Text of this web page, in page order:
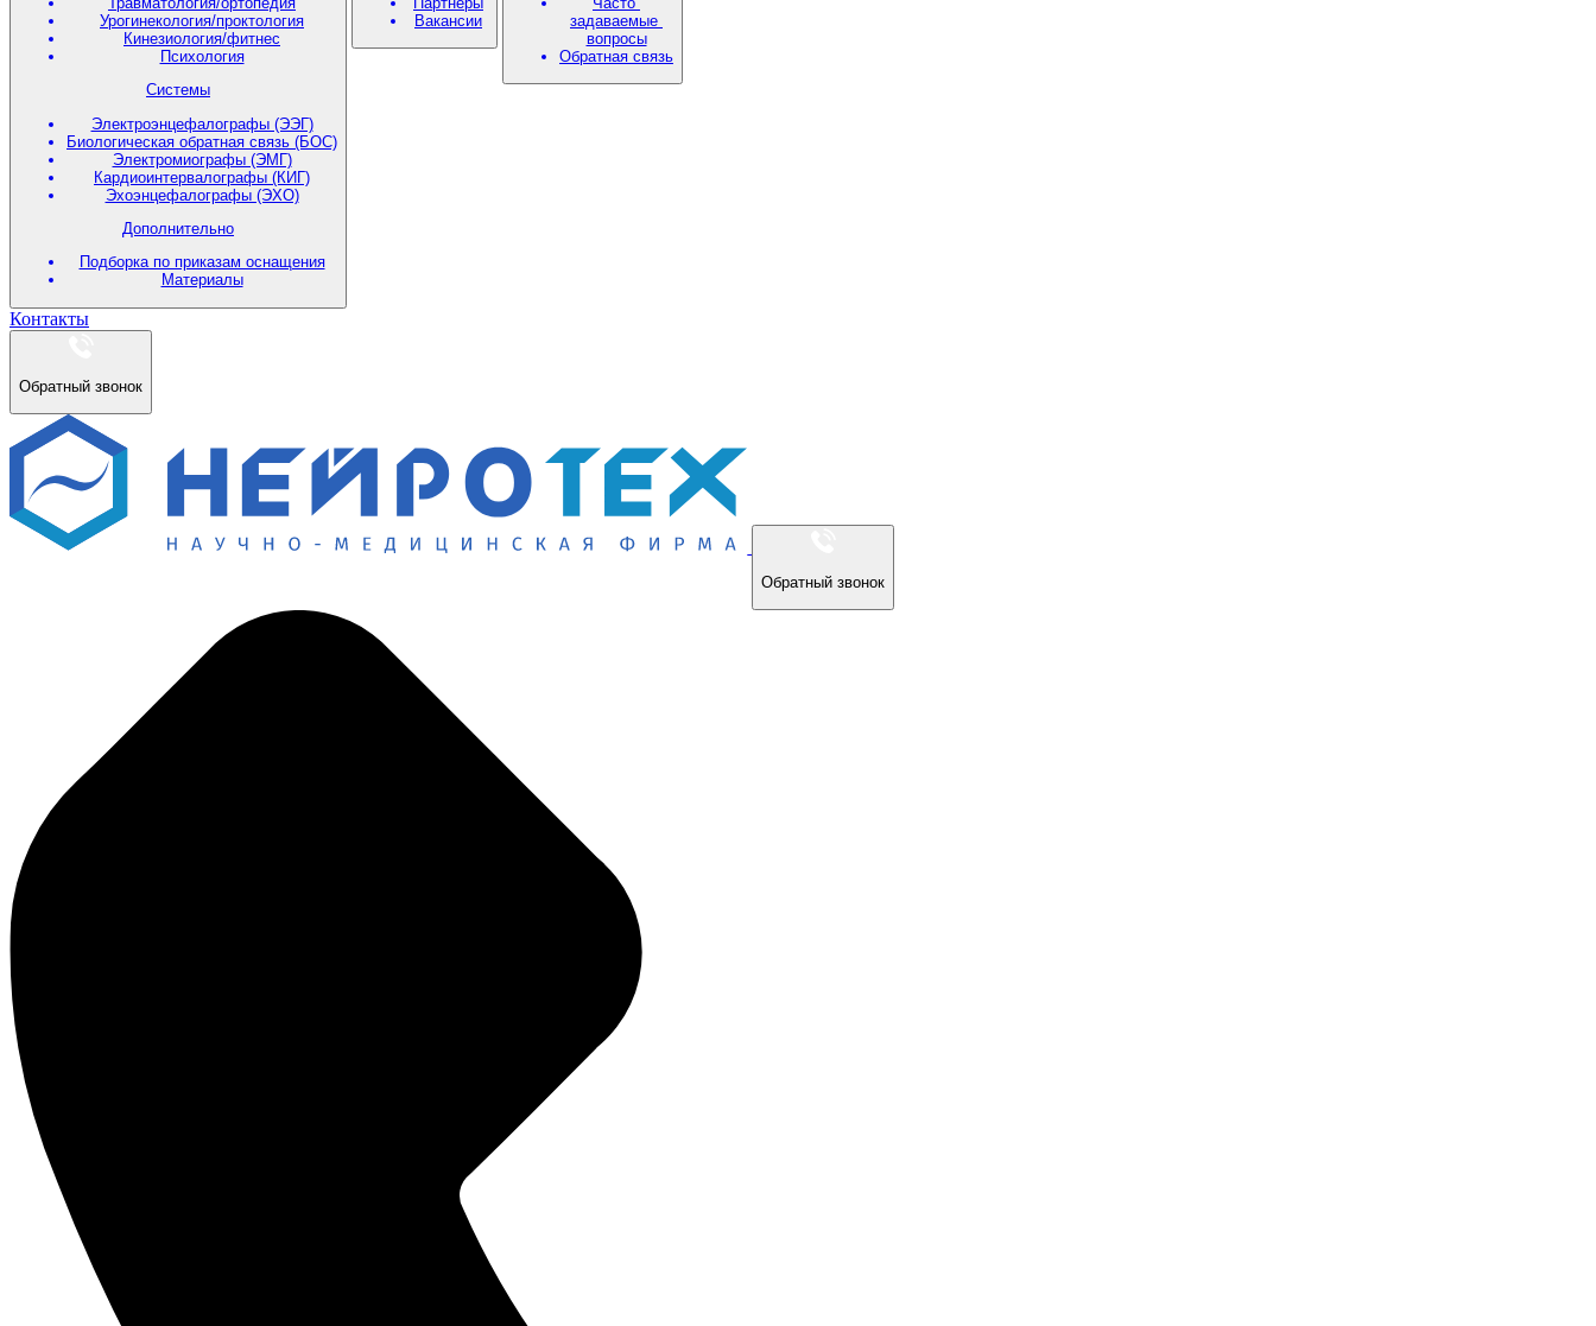
Урогинекология/проктология
Кинезиология/фитнес
Психология
Системы
Электроэнцефалографы (ЭЭГ)
Биологическая обратная связь (БОС)
Электромиографы (ЭМГ)
Кардиоинтервалографы (КИГ)
Эхоэнцефалографы (ЭХО)
Дополнительно
Подборка по приказам оснащения
Материалы
Вакансии
задаваемые
вопросы
Обратная связь
Контакты
Обратный звонок
Обратный звонок